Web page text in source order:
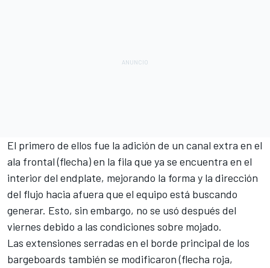
El primero de ellos fue la adición de un canal extra en el
ala frontal (flecha) en la fila que ya se encuentra en el
interior del endplate, mejorando la forma y la dirección
del flujo hacia afuera que el equipo está buscando
generar. Esto, sin embargo, no se usó después del
viernes debido a las condiciones sobre mojado.
Las extensiones serradas en el borde principal de los
bargeboards también se modificaron (flecha roja,